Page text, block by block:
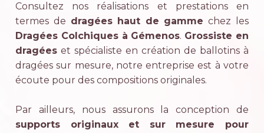
Consultez nos réalisations et prestations en
termes de dragées haut de gamme chez les
Dragées Colchiques à Gémenos. Grossiste en
dragées et spécialiste en création de ballotins à
dragées sur mesure, notre entreprise est à votre
écoute pour des compositions originales.
Par ailleurs, nous assurons la conception de
supports originaux et sur mesure pour